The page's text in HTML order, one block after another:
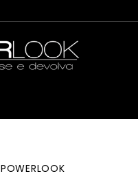
POWERLOOK